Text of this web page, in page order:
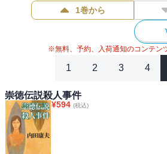
1巻から
※無料、予約、入荷通知のコンテン
1 2 3 4
崇徳伝説殺人事件
¥594 (税込)